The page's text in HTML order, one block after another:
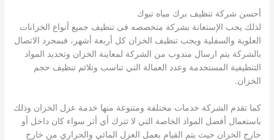
أحسن شركة تنظيف برك مياه تبوك
لذلك يجب الإستعانة بشركة متخصصه فى تنظيف جميع أنواع الخزانات
العلوية والسفلية ويجب تنظيف الخزان كل أربعة أشهر، فبمجرد الاتصال
بالشركة يتم ارسال مندوب من الشركة لمعاينة الخزان وتحديد المواد
التنظيفية المستخدمة وعدد العمالة التي تناسب وتلائم تنظيف حجم
الخزان.
كما تقدم الشركة خدمات مختلفة ومتنوعة منها خدمة عزل الخزان وذلك
باستعمال أفضل المواد الخاصة التي لا تترك أي أثر سواء كان داخل أو
خارج الخزان حيث يتم القيام بعمل العزل المائي والحراري من خارج